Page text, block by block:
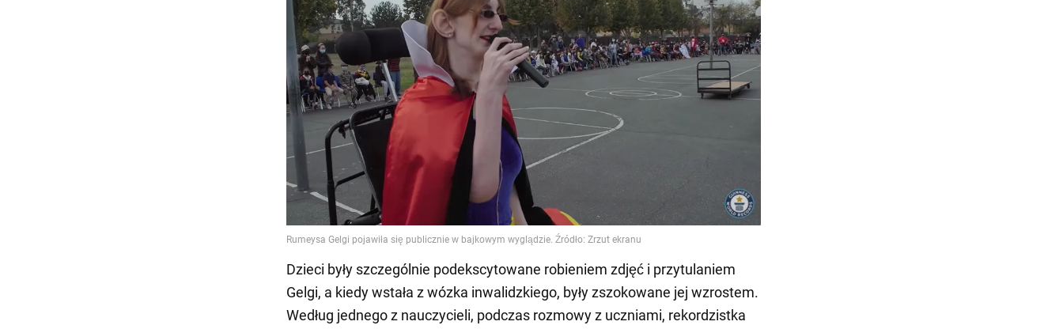
Dzieci były szczególnie podekscytowane robieniem zdjęć i przytulaniem
Gelgi, a kiedy wstała z wózka inwalidzkiego, były zszokowane jej wzrostem.
Według jednego z nauczycieli, podczas rozmowy z uczniami, rekordzistka